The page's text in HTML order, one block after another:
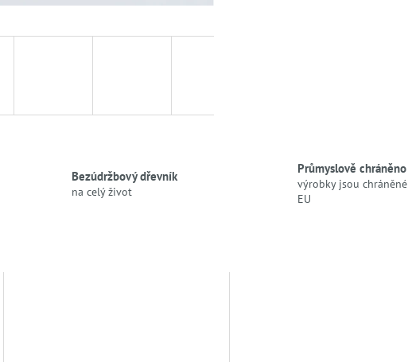
Bezúdržbový dřevník
na celý život
Průmyslově chráněno
výrobky jsou
EU